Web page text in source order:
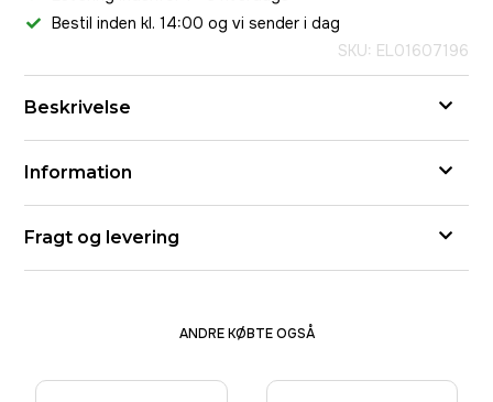
Bestil inden kl. 14:00 og vi sender i dag
SKU: EL01607196
Beskrivelse
Information
Fragt og levering
ANDRE KØBTE OGSÅ